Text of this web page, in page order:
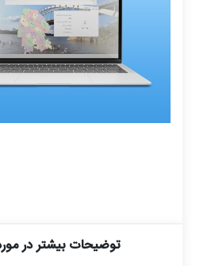
توضیحات بیشتر در